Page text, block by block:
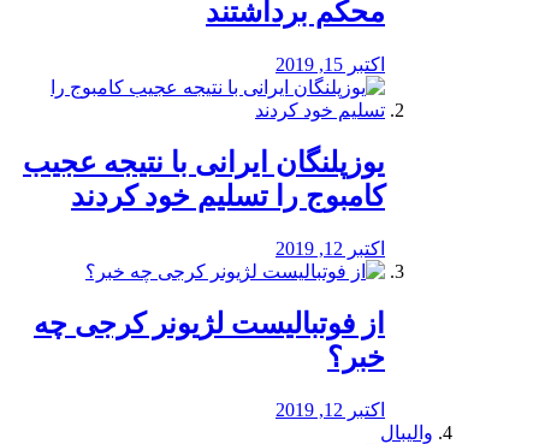
محكم برداشتند
اکتبر 15, 2019
یوزپلنگان ایرانی با نتیجه عجیب
کامبوج را تسلیم خود کردند
اکتبر 12, 2019
از فوتبالیست لژیونر کرجی چه
خبر؟
اکتبر 12, 2019
والیبال